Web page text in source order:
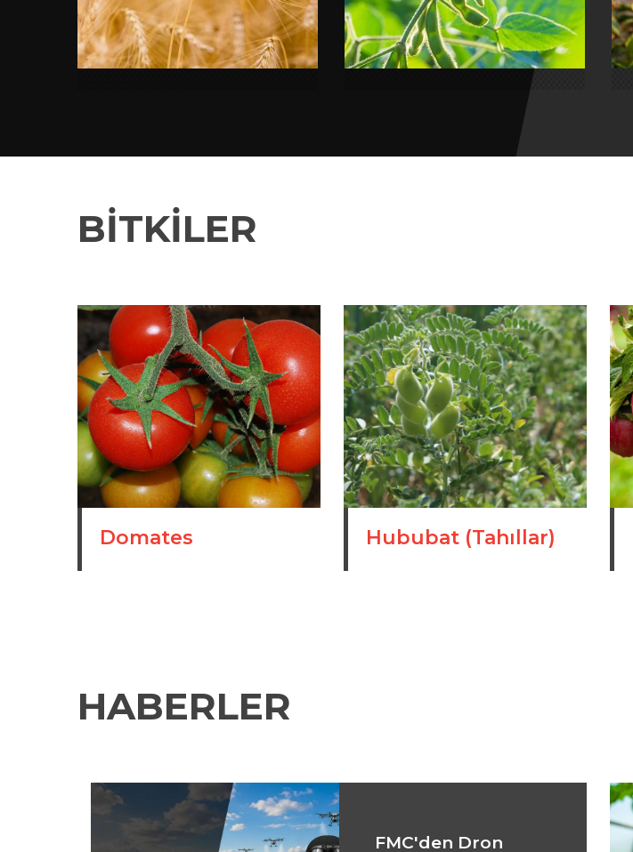
BITKILER
Domates Hububat (Tahıllar)
HABERLER
FMC'den Dron